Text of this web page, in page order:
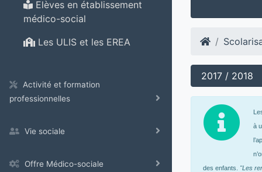
Elèves en établissement
médico-social
Les ULIS et les EREA
Activité et formation
professionnelles
Vie sociale
Offre Médico-sociale
2017 / 2018
à
des enfants. "Les